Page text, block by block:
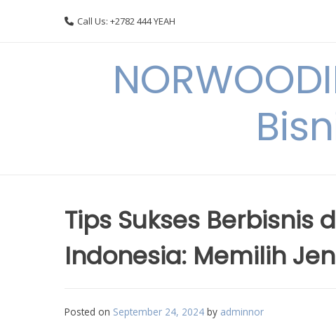
Call Us: +2782 444 YEAH
Tips Sukses Berbisnis
Indonesia: Memilih
Posted on September 24, 2024 by adminnor